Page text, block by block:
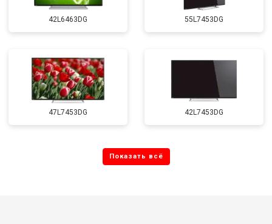
42L6463DG 55L7453DG
47L7453DG 42L7453DG